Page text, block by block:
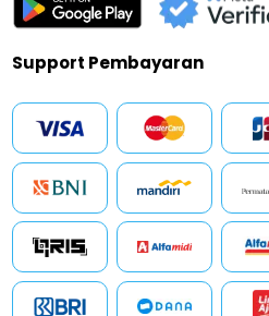
Support Pembayaran